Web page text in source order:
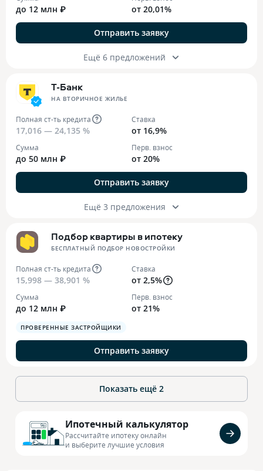
до 12 млн ₽ от 20,01%
Отправить заявку
Ещё 6 предложений
Т-Банк
НА ВТОРИЧНОЕ ЖИЛЬЕ
Полная ст-ть кредита
17,016 — 24,135 %
Ставка
от 16,9%
Сумма
до 50 млн ₽
Перв. взнос
от 20%
Отправить заявку
Ещё 3 предложения
Подбор квартиры в ипотеку
БЕСПЛАТНЫЙ ПОДБОР НОВОСТРОЙКИ
Полная ст-ть кредита
15,998 — 38,901 %
Ставка
от 2,5%
Сумма
до 12 млн ₽
Перв. взнос
от 21%
ПРОВЕРЕННЫЕ ЗАСТРОЙЩИКИ
Отправить заявку
Показать ещё 2
Ипотечный калькулятор
Рассчитайте ипотеку онлайн
и выберите лучшие условия